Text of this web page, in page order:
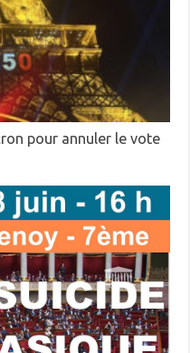
pour annuler le vote